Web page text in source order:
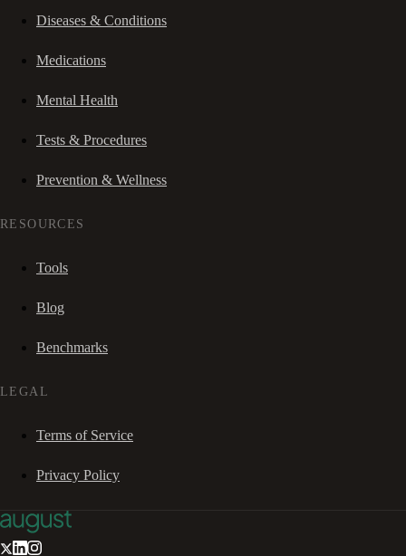
Diseases & Conditions
Medications
Mental Health
Tests & Procedures
Prevention & Wellness
RESOURCES
Tools
Blog
Benchmarks
LEGAL
Terms of Service
Privacy Policy